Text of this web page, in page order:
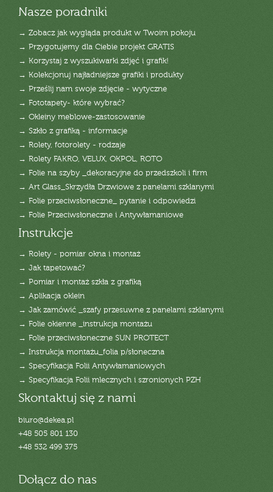
Nasze poradniki
→ Zobacz jak wygląda produkt w Twoim pokoju
→ Przygotujemy dla Ciebie projekt GRATIS
→ Korzystaj z wyszukiwarki zdjęć i grafik!
→ Kolekcjonuj najładniejsze grafiki i produkty
→ Prześlij nam swoje zdjęcie - wytyczne
→ Fototapety- które wybrać?
→ Okleiny meblowe-zastosowanie
→ Szkło z grafiką - informacje
→ Rolety, fotorolety - rodzaje
→ Rolety FAKRO, VELUX, OKPOL, ROTO
→ Folie na szyby _dekoracyjne do przedszkoli i firm
→ Art Glass_Skrzydła Drzwiowe z panelami szklanymi
→ Folie przeciwsłoneczne_ pytanie i odpowiedzi
→ Folie Przeciwsłoneczne i Antywłamaniowe
Instrukcje
→ Rolety - pomiar okna i montaż
→ Jak tapetować?
→ Pomiar i montaż szkła z grafiką
→ Aplikacja oklein
→ Jak zamówić _szafy przesuwne z panelami szklanymi
→ Folie okienne _instrukcja montażu
→ Folie przeciwsłoneczne SUN PROTECT
→ Instrukcja montażu_folia p/słoneczna
→ Specyfikacja Folii Antywłamaniowych
→ Specyfikacja Folii mlecznych i szronionych PZH
Skontaktuj się z nami
biuro@dekea.pl
+48 505 801 130
+48 532 499 375
Dołącz do nas